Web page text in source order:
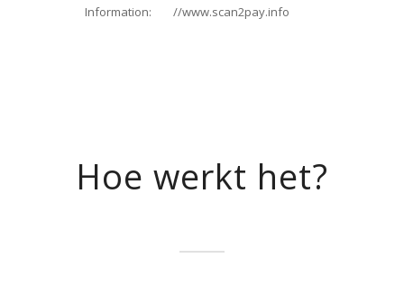
Information: //www.scan2pay.info
Hoe werkt het?